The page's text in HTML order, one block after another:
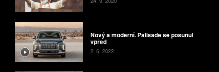
Nový a moderní. Palisade se posunul
vpřed
2. 6. 2022